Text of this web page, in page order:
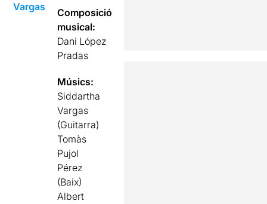
Vargas
Composició
musical:
Dani López
Pradas
Músics:
Siddartha
Vargas
(Guitarra)
Tomàs
Pujol
Pérez
(Baix)
Albert